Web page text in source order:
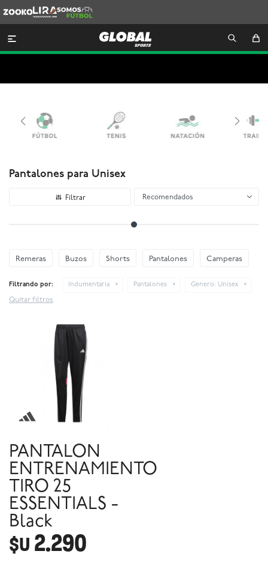
Lira
Somos
Futbol

Pantalones para Unisex
Recomendados
Remeras Buzos Shorts Pantalones Camperas
Filtrando por: Indumentaria Pantalones Genero: Unisex
Quitar filtros
PANTALON
ENTRENAMIENTO
TIRO 25
ESSENTIALS -
Black
$U 2.290